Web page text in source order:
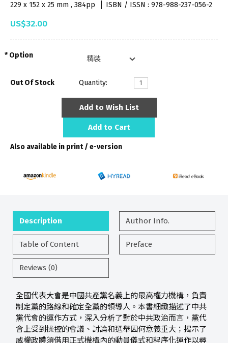
229 x 152 x 25 mm , 384pp
ISBN / ISSN : 978-988-237-056-2
US$32.00
Option
Out Of Stock Quantity:
Add to Wish List
Add to Cart
Also available in print / e-version
Description Author Info.
Table of Content Preface
Reviews (0)
全國代表大會是中國共產黨名義上的最高權力機構，負責
制定黨的路線和確定全黨的領導人。本書細緻描述了中共
黨代會的運作方式，深入分析了對於中共政治而言，黨代
會上受到操控的會議、討論和選舉因何意義重大；揭示了
威權政體須借用正式機構內的動員儀式和程序化運作以尋